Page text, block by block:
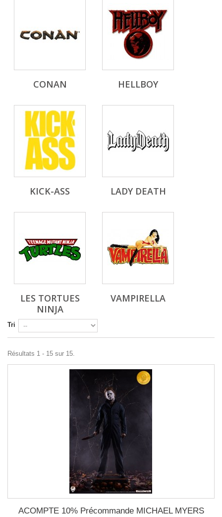
CONAN HELLBOY
KICK-ASS LADY DEATH
LES TORTUES
NINJA
VAMPIRELLA
Tri
Résultats 1 - 15 sur 15.
ACOMPTE 10% Précommande MICHAEL MYERS